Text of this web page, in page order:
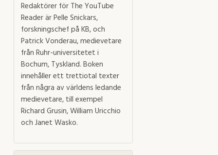
Redaktörer för The YouTube
Reader är Pelle Snickars,
forskningschef på KB, och
Patrick Vonderau, medievetare
från Ruhr-universitetet i
Bochum, Tyskland. Boken
innehåller ett trettiotal texter
från några av världens ledande
medievetare, till exempel
Richard Grusin, William Uricchio
och Janet Wasko.